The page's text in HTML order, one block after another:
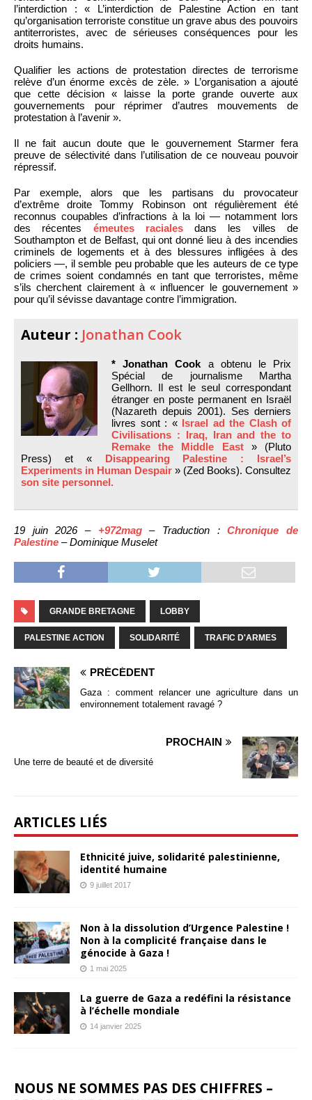
l’interdiction : « L’interdiction de Palestine Action en tant
qu’organisation terroriste constitue un grave abus des pouvoirs
antiterroristes, avec de sérieuses conséquences pour les
droits humains.
Qualifier les actions de protestation directes de terrorisme
relève d’un énorme excès de zèle. » L’organisation a ajouté
que cette décision « laisse la porte grande ouverte aux
gouvernements pour réprimer d’autres mouvements de
protestation à l’avenir ».
Il ne fait aucun doute que le gouvernement Starmer fera
preuve de sélectivité dans l’utilisation de ce nouveau pouvoir
répressif.
Par exemple, alors que les partisans du provocateur
d’extrême droite Tommy Robinson ont régulièrement été
reconnus coupables d’infractions à la loi — notamment lors
des récentes émeutes racialesdans les villes de
Southampton et de Belfast, qui ont donné lieu à des incendies
criminels de logements et à des blessures infligées à des
policiers —, il semble peu probable que les auteurs de ce type
de crimes soient condamnés en tant que terroristes, même
s’ils cherchent clairement à « influencer le gouvernement »
pour qu’il sévisse davantage contre l’immigration.
Auteur : Jonathan Cook
* Jonathan Cooka obtenu le Prix
Spécial de journalisme Martha
Gellhorn. Il est le seul correspondant
étranger en poste permanent en Israël
(Nazareth depuis 2001). Ses derniers
livres sont : « Israel ad the Clash of
Civilisations : Iraq, Iran and the to
Remake the Middle East» (Pluto
Press) et «
Disappearing Palestine : Israel’s
Experiments in Human Despair » (Zed Books). Consultez
son site personnel.
19 juin 2026 – +972mag– Traduction :Chronique de
Palestine – Dominique Muselet
GRANDE BRETAGNE LOBBY
PALESTINE ACTION SOLIDARITÉ TRAFIC D'ARMES
PRÉCÉDENT
Gaza : comment relancer une agriculture dans un
environnement totalement ravagé ?
PROCHAIN
Une terre de beauté et de diversité
ARTICLES LIÉS
Ethnicité juive, solidarité palestinienne,
identité humaine
9 juillet 2017
Non à la dissolution d’Urgence Palestine !
Non à la complicité française dans le
génocide à Gaza !
1 mai 2025
La guerre de Gaza a redéfini la résistance
à l’échelle mondiale
14 janvier 2025
NOUS NE SOMMES PAS DES CHIFFRES –